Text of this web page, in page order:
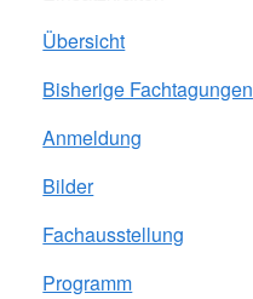
Übersicht
Bisherige Fachtagungen
Anmeldung
Bilder
Fachausstellung
Programm